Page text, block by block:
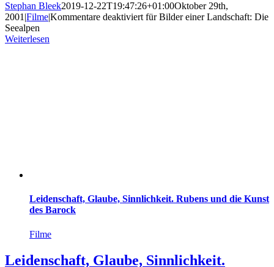
Stephan Bleek2019-12-22T19:47:26+01:00Oktober 29th,
2001 |Filme|Kommentare deaktiviert für Bilder einer Landschaft: Die
Seealpen
Weiterlesen
Leidenschaft, Glaube, Sinnlichkeit. Rubens und die Kunst
des Barock
Filme
Leidenschaft, Glaube, Sinnlichkeit.